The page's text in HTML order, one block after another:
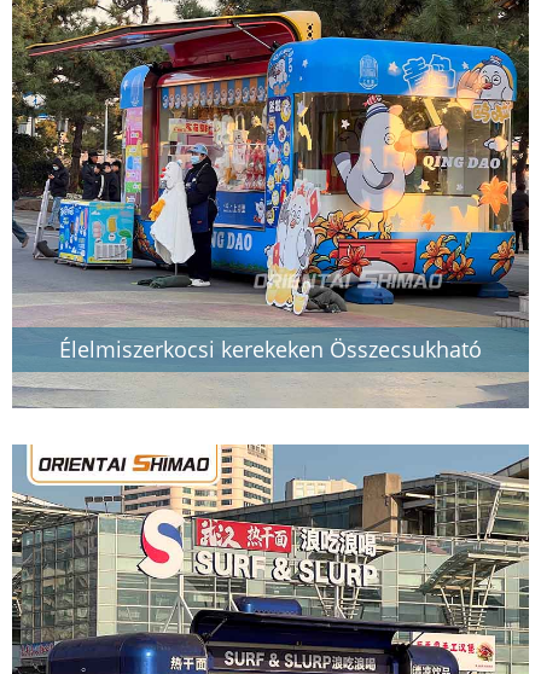
Élelmiszerkocsi kerekeken Összecsukható
élelmiszerkocsi Vendéglátás Street Food Trailer
Food Truck